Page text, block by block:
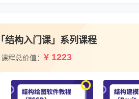
「结构入门课」系列课程
课程总价值： ¥ 1223